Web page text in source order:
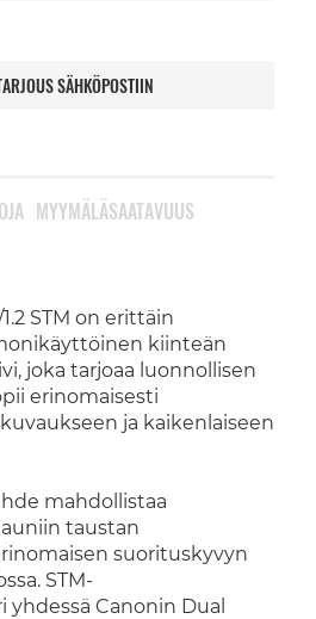
SÄHKÖPOSTIIN
STM on erittäin
kiinteän
joka tarjoaa luonnollisen
erinomaisesti
ja kaikenlaiseen
mahdollistaa
taustan
suorituskyvyn
STM-
Canonin Dual
MYYMÄLÄSAATAVUUS